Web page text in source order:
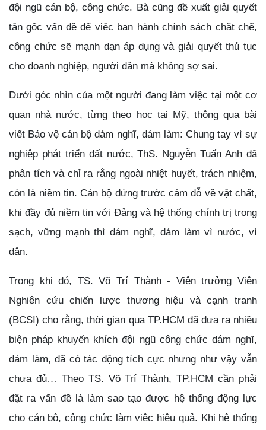
đội ngũ cán bộ, công chức. Bà cũng đề xuất giải quyết
tận gốc vấn đề để việc ban hành chính sách chặt chẽ,
công chức sẽ mạnh dạn áp dụng và giải quyết thủ tục
cho doanh nghiệp, người dân mà không sợ sai.
Dưới góc nhìn của một người đang làm việc tại một cơ
quan nhà nước, từng theo học tại Mỹ, thông qua bài
viết Bảo vệ cán bộ dám nghĩ, dám làm: Chung tay vì sự
nghiệp phát triển đất nước, ThS. Nguyễn Tuấn Anh đã
phân tích và chỉ ra rằng ngoài nhiệt huyết, trách nhiệm,
còn là niềm tin. Cán bộ đứng trước cám dỗ về vật chất,
khi đầy đủ niềm tin với Đảng và hệ thống chính trị trong
sạch, vững mạnh thì dám nghĩ, dám làm vì nước, vì
dân.
Trong khi đó, TS. Võ Trí Thành - Viện trưởng Viện
Nghiên cứu chiến lược thương hiệu và cạnh tranh
(BCSI) cho rằng, thời gian qua TP.HCM đã đưa ra nhiều
biện pháp khuyến khích đội ngũ công chức dám nghĩ,
dám làm, đã có tác động tích cực nhưng như vậy vẫn
chưa đủ… Theo TS. Võ Trí Thành, TP.HCM cần phải
đặt ra vấn đề là làm sao tạo được hệ thống động lực
cho cán bộ, công chức làm việc hiệu quả. Khi hệ thống